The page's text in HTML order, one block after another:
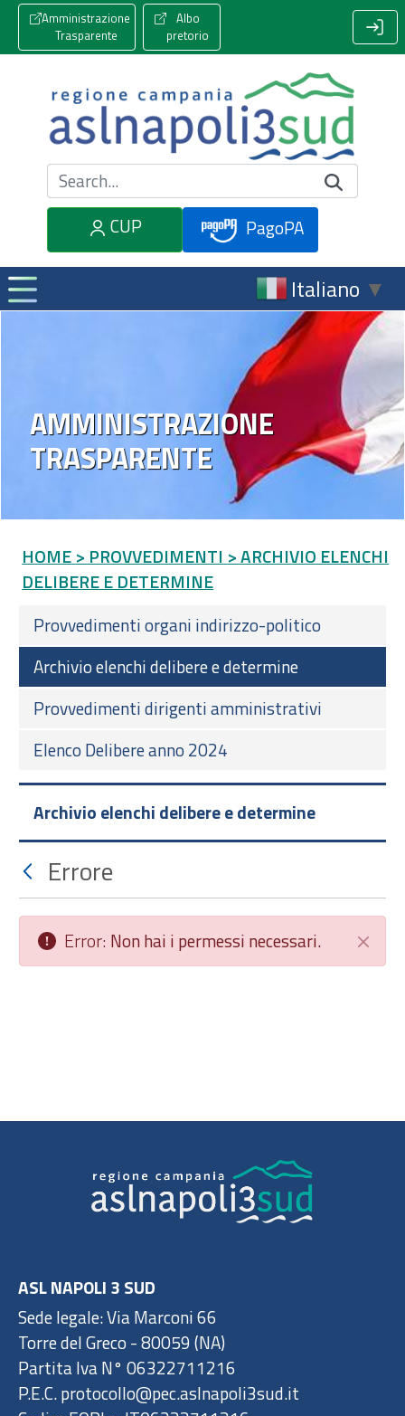
Amministrazione
Trasparente
Albo
pretorio
Cerca nel sito
CUP
PagoPA
Italiano ▼
AMMINISTRAZIONE
TRASPARENTE
HOME > PROVVEDIMENTI > ARCHIVIO ELENCHI
DELIBERE E DETERMINE
Provvedimenti organi indirizzo-politico
Archivio elenchi delibere e determine
Provvedimenti dirigenti amministrativi
Elenco Delibere anno 2024
Archivio elenchi delibere e determine
Errore
Chiudi
Error: Non hai i permessi necessari.
ASL NAPOLI 3 SUD
Sede legale: Via Marconi 66
Torre del Greco - 80059 (NA)
Partita Iva N° 06322711216
P.E.C. protocollo@pec.aslnapoli3sud.it